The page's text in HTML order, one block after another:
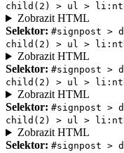
child(2) > ul >
Zobrazit HTML
Selektor: #signpost >
child(2) > ul >
Zobrazit HTML
Selektor: #signpost >
child(2) > ul >
Zobrazit HTML
Selektor: #signpost >
child(2) > ul >
Zobrazit HTML
Selektor: #signpost >